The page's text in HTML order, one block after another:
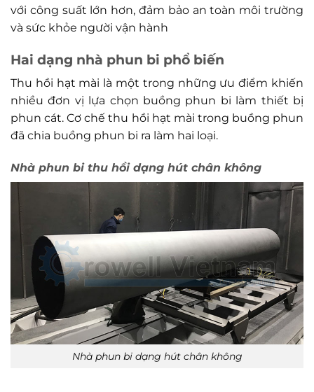
với công suất lớn hơn, đảm bảo an toàn môi trường
và sức khỏe người vận hành
Hai dạng nhà phun bi phổ biến
Thu hồi hạt mài là một trong những ưu điểm khiến
nhiều đơn vị lựa chọn buồng phun bi làm thiết bị
phun cát. Cơ chế thu hồi hạt mài trong buồng phun
đã chia buồng phun bi ra làm hai loại.
Nhà phun bi thu hồi dạng hút chân không
Nhà phun bi dạng hút chân không